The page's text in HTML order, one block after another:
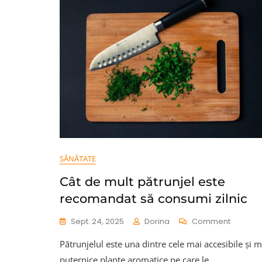
SĂNĂTATE
Cât de mult pătrunjel este
recomandat să consumi zilnic
Sept. 24, 2025 Dorina CommentOn
De
Pătrunjelul este una dintre cele mai accesibile și
puternice plante aromatice pe care le